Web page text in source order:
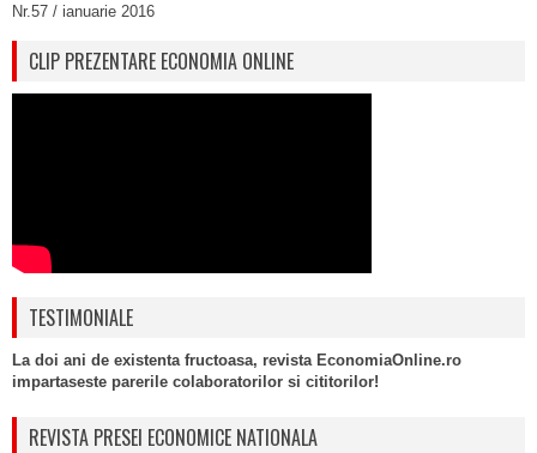
Nr.57 / ianuarie 2016
CLIP PREZENTARE ECONOMIA ONLINE
TESTIMONIALE
La doi ani de existenta fructoasa, revista EconomiaOnline.ro
impartaseste parerile colaboratorilor si cititorilor!
REVISTA PRESEI ECONOMICE NATIONALA